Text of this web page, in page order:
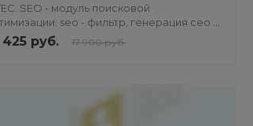
SEO - модуль поисковой
seo - фильтр, генерация сео -
H1, мета-тегов
425 руб. 17 900 руб.